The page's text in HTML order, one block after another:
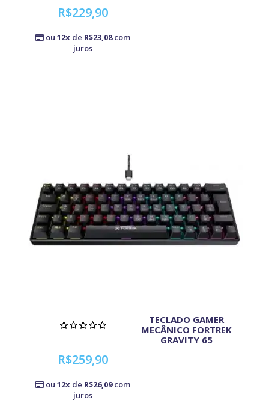
R$229,90
ou 12x de R$23,08com
juros
TECLADO GAMER
MECÂNICO FORTREK
GRAVITY 65
R$259,90
ou 12x de R$26,09com
juros